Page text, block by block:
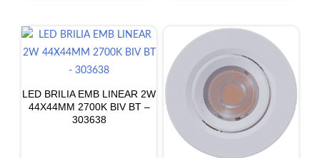
LED BRILIA EMB LINEAR 2W
44X44MM 2700K BIV BT –
303638